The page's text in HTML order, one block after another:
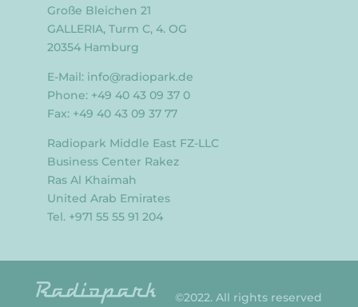
Große Bleichen 21
GALLERIA, Turm C, 4. OG
20354 Hamburg
E-Mail: info@radiopark.de
Phone: +49 40 43 09 37 0
Fax: +49 40 43 09 37 77
Radiopark Middle East FZ-LLC
Business Center Rakez
Ras Al Khaimah
United Arab Emirates
Tel. +971 55 55 91 204
©2022. All rights reserved